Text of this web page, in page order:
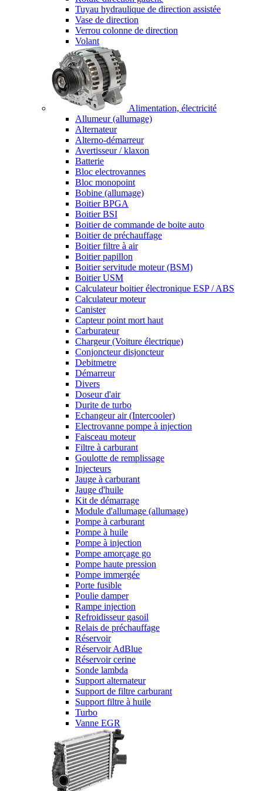
Tuyau hydraulique de direction assistée
Vase de direction
Verrou colonne de direction
Volant
Alimentation, électricité
Allumeur (allumage)
Alternateur
Alterno-démarreur
Avertisseur / klaxon
Batterie
Bloc electrovannes
Bloc monopoint
Bobine (allumage)
Boitier BPGA
Boitier BSI
Boitier de commande de boite auto
Boitier de préchauffage
Boitier filtre à air
Boitier papillon
Boitier servitude moteur (BSM)
Boitier USM
Calculateur boitier électronique ESP / ABS
Calculateur moteur
Canister
Capteur point mort haut
Carburateur
Chargeur (Voiture électrique)
Conjoncteur disjoncteur
Debitmetre
Démarreur
Divers
Doseur d'air
Durite de turbo
Echangeur air (Intercooler)
Electrovanne pompe à injection
Faisceau moteur
Filtre à carburant
Goulotte de remplissage
Injecteurs
Jauge à carburant
Jauge d'huile
Kit de démarrage
Module d'allumage (allumage)
Pompe à carburant
Pompe à huile
Pompe à injection
Pompe amorçage go
Pompe haute pression
Pompe immergée
Porte fusible
Poulie damper
Rampe injection
Refroidisseur gasoil
Relais de préchauffage
Réservoir
Réservoir AdBlue
Réservoir cerine
Sonde lambda
Support alternateur
Support de filtre carburant
Support filtre à huile
Turbo
Vanne EGR